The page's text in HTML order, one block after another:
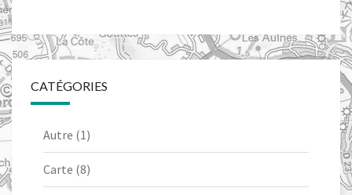
CATÉGORIES
Autre (1)
Carte (8)